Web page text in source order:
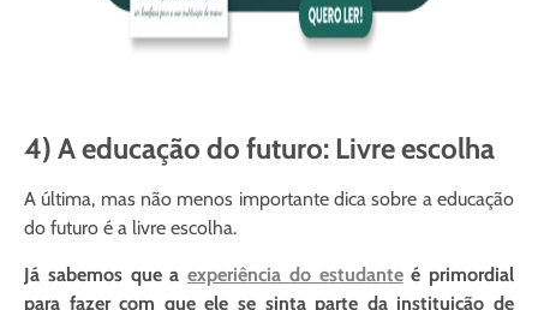
4) A educação do futuro: Livre escolha
A última, mas não menos importante dica sobre a educação
do futuro é a livre escolha.
Já sabemos que a experiência do estudanteé primordial
para fazer com que ele se sinta parte da instituição de